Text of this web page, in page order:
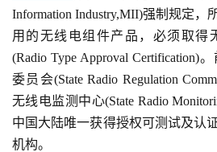
Information Industry,MII)强制规定，
用的无线电组件产品，必须取得
(Radio Type Approval Certification)
委员会(State Radio Regulation
无线电监测中心(State Radio
中国大陆唯一获得授权可测试及认
机构。